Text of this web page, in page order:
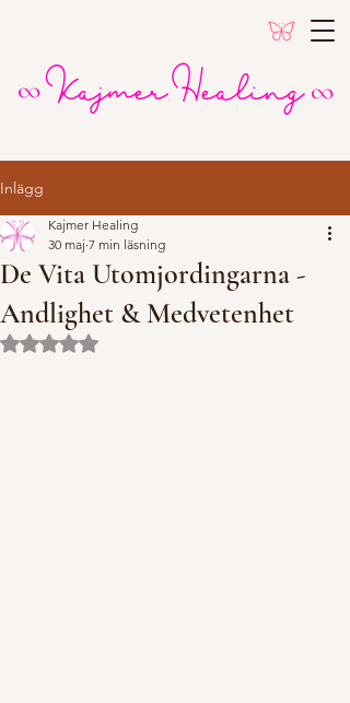
Kajmer Healing
∞ ∞
Inlägg
De Vita Utomjordingarna -
Andlighet & Medvetenhet
Kajmer Healing
30 maj 7 min läsning
Betygsatt till NaN av 5 stjärnor.